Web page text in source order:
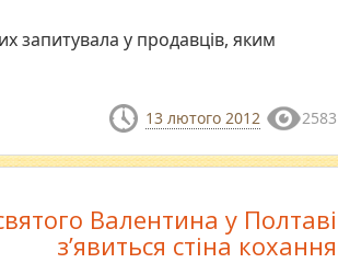
запитувала у продавців, яким
13 лютого 2012 2583
Валентина у Полтаві
з’явиться стіна кохання